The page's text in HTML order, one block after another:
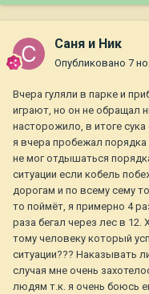
Саня и Ник
Опубликовано 7
Вчера гуляли в парке и
играют, но он не обращал
насторожило, в итоге сука
я вчера пробежал
не мог отдышаться
ситуации если кобель
дорогам и по всему сему
то поймёт, я примерно 4
раза бегал через лес в
тому человеку который
ситуации??? Наказывать
случая мне очень
людям т.к. я очень боюсь